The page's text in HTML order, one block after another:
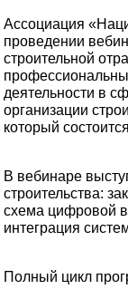
Ассоциация
проведении
строительной
деятельности в
организации
который
В вебинаре
строительства:
схема цифровой
интеграция
Полный цикл